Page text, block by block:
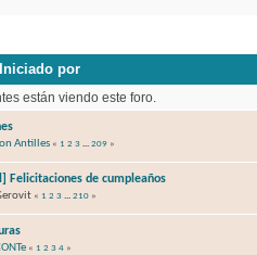
Iniciado por
están viendo este foro.
Antilles « 1 2 3 ... 209»
Felicitaciones de cumpleaños
« 1 2 3 ... 210»
« 1 2 3 4»